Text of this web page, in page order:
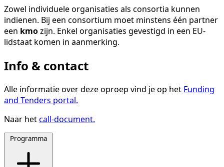
Zowel individuele organisaties als consortia kunnen
indienen. Bij een consortium moet minstens één partner
een kmozijn. Enkel organisaties gevestigd in een EU-
lidstaat komen in aanmerking.
Info & contact
Alle informatie over deze oproep vind je op het Funding
and Tenders portal.
Naar hetcall-document.
Programma